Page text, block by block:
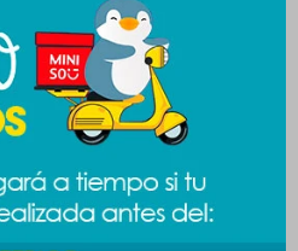
te pueden interesar